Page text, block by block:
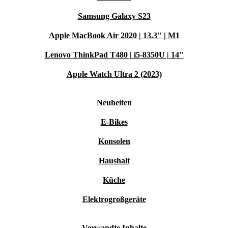
Samsung Galaxy S23
Apple MacBook Air 2020 | 13.3" | M1
Lenovo ThinkPad T480 | i5-8350U | 14"
Apple Watch Ultra 2 (2023)
Neuheiten
E-Bikes
Konsolen
Haushalt
Küche
Elektrogroßgeräte